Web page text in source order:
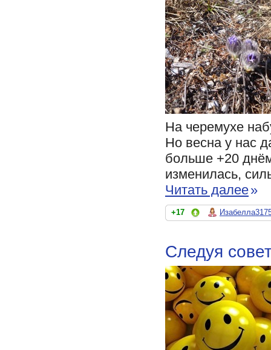
На черемухе
Но весна у нас
больше +20
изменилась,
Читать далее»
+17
Следуя